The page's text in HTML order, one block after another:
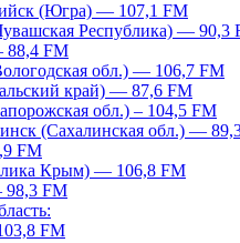
(Югра) — 107,1 FM
Республика) — 90,3
88,4 FM
обл.) — 106,7 FM
край) — 87,6 FM
обл.) – 104,5 FM
(Сахалинская обл.) —
FM
Крым) — 106,8 FM
98,3 FM
FM